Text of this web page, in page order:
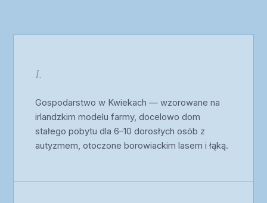
I.
Gospodarstwo w Kwiekach — wzorowane na
irlandzkim modelu farmy, docelowo dom
stałego pobytu dla 6–10 dorosłych osób z
autyzmem, otoczone borowiackim lasem i łąką.